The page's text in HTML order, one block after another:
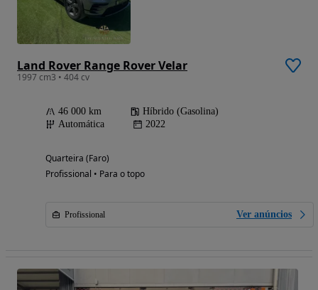
Land Rover Range Rover Velar
1997 cm3 • 404 cv
46 000 km
Híbrido (Gasolina)
Automática
2022
Quarteira (Faro)
Profissional • Para o topo
Profissional Ver anúncios